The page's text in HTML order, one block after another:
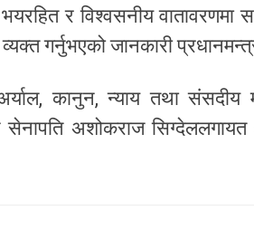
र विश्वसनीय वातावरणमा
व्यक्त गर्नुभएको जानकारी
कानुन, न्याय तथा संसदीय
अशोकराज सिग्देललगायत